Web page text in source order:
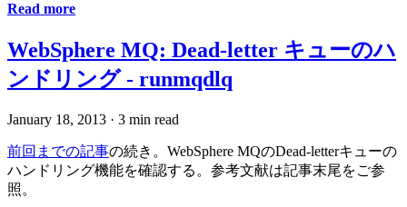
Read more
WebSphere MQ: Dead-letter キューのハ
ンドリング - runmqdlq
January 18, 2013 · 3 min read
前回までの記事の続き。WebSphere MQのDead-letterキューの
ハンドリング機能を確認する。参考文献は記事末尾をご参
照。